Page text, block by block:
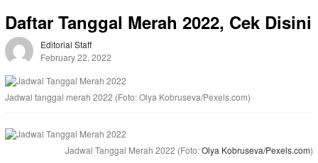
Daftar Tanggal Merah 2022, Cek Disini
Editorial Staff
February 22, 2022
Jadwal tanggal merah 2022 (Foto: Olya Kobruseva/Pexels.com)
Jadwal Tanggal Merah 2022 (Foto:Olya Kobruseva/Pexels.com)